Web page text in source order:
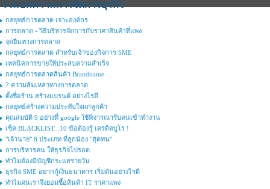
รวมบทความการจัดการธุรกิจ
กลยุทธ์การตลาด เจาะองค์กร
การตลาด - วิธีบริหารจัดการกับราคาสินค้าที่แพง
จุดยืนทางการตลาด
กลยุทธ์การตลาด สำหรับเจ้าของกิจการ SME
เทคนิคการขายให้ประสบความสำเร็จ
กลยุทธ์การตลาดสินค้า Brandname
7 ความล้มเหลวทางการตลาด
ตั้งชื่อร้าน สร้างแบรนด์ อย่างไรดี
กลยุทธ์สร้างความประทับใจแก่ลูกค้า
คุณสมบัติ 9 อย่างที่ google ใช้พิจารณารับคนเข้าทำงาน
เช็ค BLACKLIST...10 ข้อต้องรู้ เครดิตบูโร !
"เจ้านาย" 8 ประเภท ที่ลูกน้อง "สุดทน"
การบริหารคน ให้ธุรกิจไปรอด
ทำไมต้องมีบัญชีกระแสรายวัน
ธุรกิจ SME อยากกู้เงินธนาคาร เริ่มต้นอย่างไรดี
ทำไมคนเราจึงยอมซื้อสินค้า IT ราคาแพง